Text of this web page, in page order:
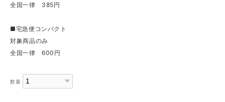
全国一律 385円
■宅急便コンパクト
対象商品のみ
全国一律 600円
数量